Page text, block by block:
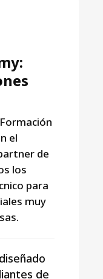
el
de
los
para
muy
de